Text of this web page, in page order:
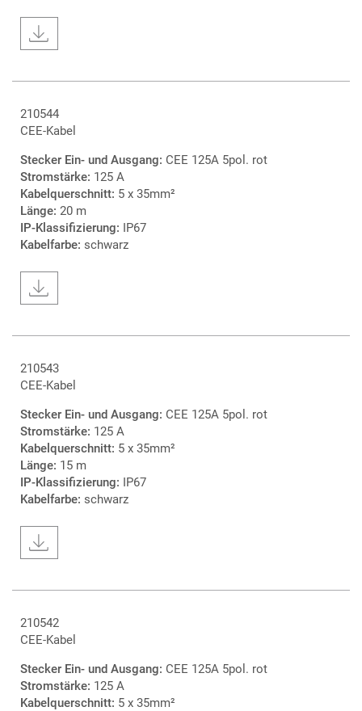
210544
CEE-Kabel
Stecker Ein- und Ausgang: CEE 125A 5pol. rot
Stromstärke: 125 A
Kabelquerschnitt: 5 x 35mm²
Länge: 20 m
IP-Klassifizierung: IP67
Kabelfarbe: schwarz
210543
CEE-Kabel
Stecker Ein- und Ausgang: CEE 125A 5pol. rot
Stromstärke: 125 A
Kabelquerschnitt: 5 x 35mm²
Länge: 15 m
IP-Klassifizierung: IP67
Kabelfarbe: schwarz
210542
CEE-Kabel
Stecker Ein- und Ausgang: CEE 125A 5pol. rot
Stromstärke: 125 A
Kabelquerschnitt: 5 x 35mm²